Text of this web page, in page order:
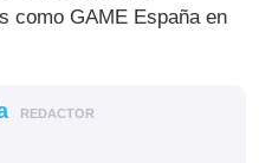
como GAME España en
REDACTOR